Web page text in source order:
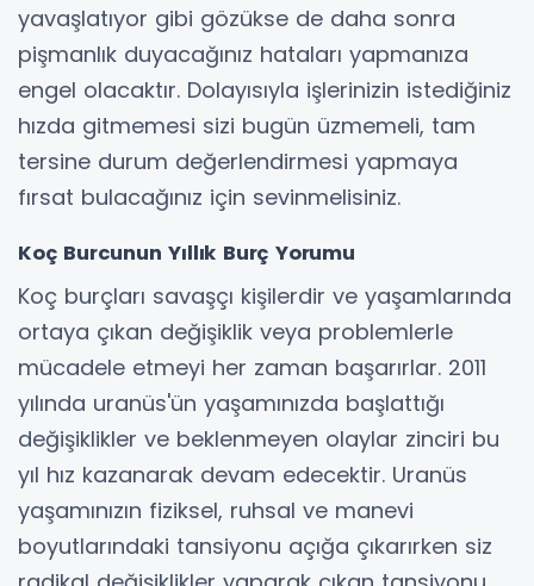
yavaşlatıyor gibi gözükse de daha sonra
pişmanlık duyacağınız hataları yapmanıza
engel olacaktır. Dolayısıyla işlerinizin istediğiniz
hızda gitmemesi sizi bugün üzmemeli, tam
tersine durum değerlendirmesi yapmaya
fırsat bulacağınız için sevinmelisiniz.
Koç Burcunun Yıllık Burç Yorumu
Koç burçları savaşçı kişilerdir ve yaşamlarında
ortaya çıkan değişiklik veya problemlerle
mücadele etmeyi her zaman başarırlar. 2011
yılında uranüs'ün yaşamınızda başlattığı
değişiklikler ve beklenmeyen olaylar zinciri bu
yıl hız kazanarak devam edecektir. Uranüs
yaşamınızın fiziksel, ruhsal ve manevi
boyutlarındaki tansiyonu açığa çıkarırken siz